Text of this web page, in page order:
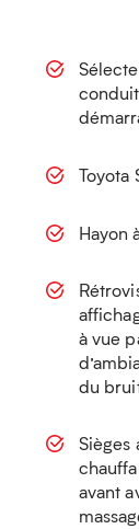
Toyota
Hayon
à vue
du
Sièges
avant